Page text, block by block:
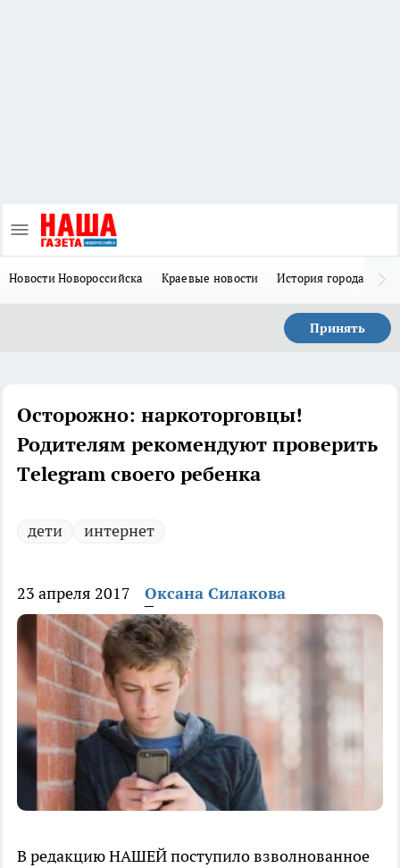
Новости Новороссийска Краевые новости История города Н
Принять
Осторожно: наркоторговцы!
Родителям рекомендуют проверить
Тelegram своего ребенка
дети интернет
23 апреля 2017 Оксана Силакова
В редакцию НАШЕЙ поступило взволнованное